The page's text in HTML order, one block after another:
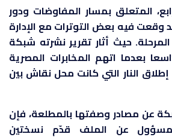
المتعلق بمسار المفاوضات ودور
وقعت فيه بعض التوترات مع الإدارة
حيث أثار تقرير نشرته شبكة
بعدما اتهم المخابرات المصرية
النار التي كانت محل نقاش بين
عن مصادر وصفتها بالمطلعة، فإن
عن الملف قدّم نسختين